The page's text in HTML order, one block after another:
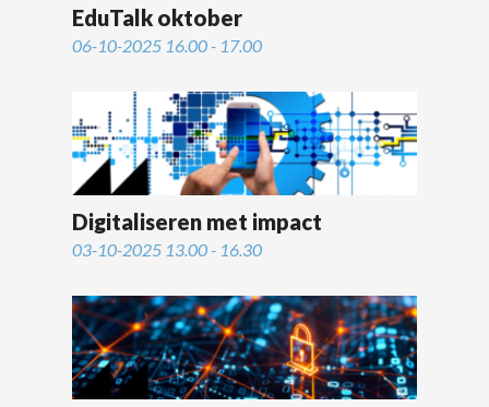
EduTalk oktober
06-10-2025 16.00 - 17.00
Digitaliseren met impact
03-10-2025 13.00 - 16.30